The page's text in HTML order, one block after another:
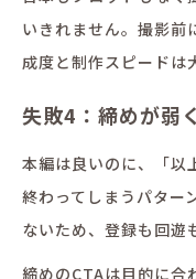
いきれません。撮影前
成度と制作スピードは
失敗4：締めが弱
本編は良いのに、「以
終わってしまうパター
ないため、登録も回遊
締めのCTAは目的に合